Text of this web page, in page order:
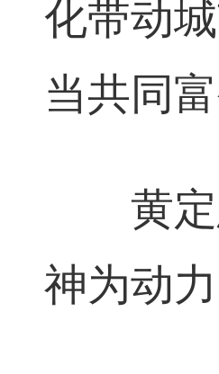
化带动
当共同
黄定
神为动